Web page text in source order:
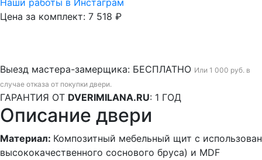
Наши работы в Инстаграм
Цена за комплект: 7 518 ₽
Выезд мастера-замерщика: БЕСПЛАТНО Или 1 000 руб. в
случае отказа от покупки двери.
ГАРАНТИЯ ОТ DVERIMILANA.RU: 1 ГОД
Описание двери
Материал: Композитный мебельный щит с
высококачественного соснового бруса) и MDF